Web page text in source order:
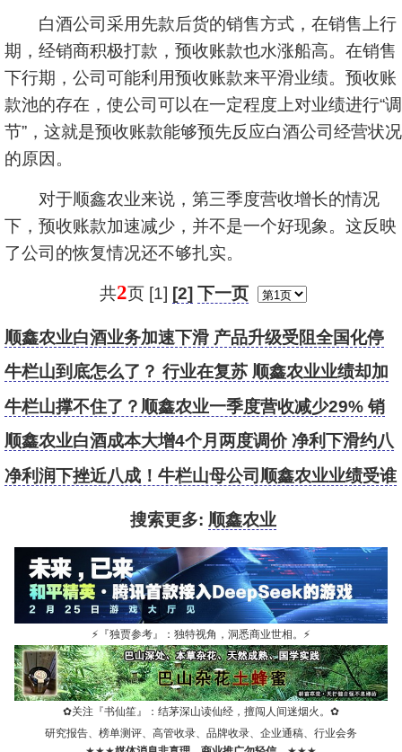
白酒公司采用先款后货的销售方式，在销售上行
期，经销商积极打款，预收账款也水涨船高。在销售
下行期，公司可能利用预收账款来平滑业绩。预收账
款池的存在，使公司可以在一定程度上对业绩进行“调
节”，这就是预收账款能够预先反应白酒公司经营状况
的原因。
对于顺鑫农业来说，第三季度营收增长的情况
下，预收账款加速减少，并不是一个好现象。这反映
了公司的恢复情况还不够扎实。
共2页 [1] [2] 下一页
顺鑫农业白酒业务加速下滑 产品升级受阻全国化停
滞
牛栏山到底怎么了？ 行业在复苏 顺鑫农业业绩却加
速下滑
牛栏山撑不住了？顺鑫农业一季度营收减少29% 销
量毛利率连续下滑
顺鑫农业白酒成本大增4个月两度调价 净利下滑约八
成拟转让地产板块扭转颓势
净利润下挫近八成！牛栏山母公司顺鑫农业业绩受谁
搜索更多: 顺鑫农业
⚡ 『独贾参考』：独特视角，洞悉商业世相。 ⚡
✿关注『书仙笙』：结茅深山读仙经，擅闯人间迷烟火。 ✿
研究报告、榜单测评、高管收录、品牌收录、企业通稿、行业会务